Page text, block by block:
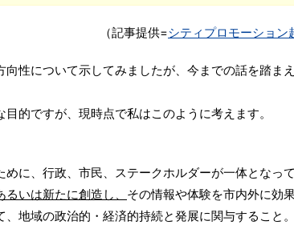
（記事提供=シティプロモーション
性について示してみましたが、今までの話を踏ま
的ですが、現時点で私はこのように考えます。
に、行政、市民、ステークホルダーが一体となっ
るいは新たに創造し、 その情報や体験を市内外に効
地域の政治的・経済的持続と発展に関与すること。